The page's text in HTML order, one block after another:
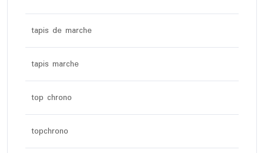
tapis de marche
tapis marche
top chrono
topchrono